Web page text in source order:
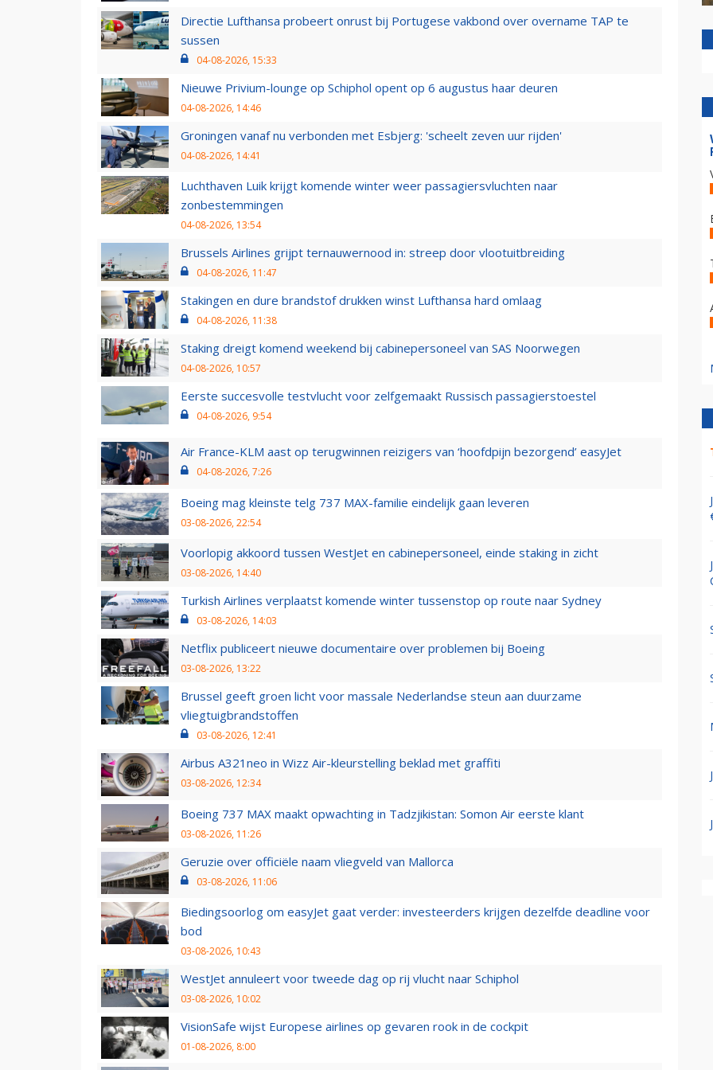
Directie Lufthansa probeert onrust bij Portugese vakbond over overname TAP te
sussen
04-08-2026, 15:33
Nieuwe Privium-lounge op Schiphol opent op 6 augustus haar deuren
04-08-2026, 14:46
Groningen vanaf nu verbonden met Esbjerg: 'scheelt zeven uur rijden'
04-08-2026, 14:41
Luchthaven Luik krijgt komende winter weer passagiersvluchten naar
zonbestemmingen
04-08-2026, 13:54
Brussels Airlines grijpt ternauwernood in: streep door vlootuitbreiding
04-08-2026, 11:47
Stakingen en dure brandstof drukken winst Lufthansa hard omlaag
04-08-2026, 11:38
Staking dreigt komend weekend bij cabinepersoneel van SAS Noorwegen
04-08-2026, 10:57
Eerste succesvolle testvlucht voor zelfgemaakt Russisch passagierstoestel
04-08-2026, 9:54
Air France-KLM aast op terugwinnen reizigers van ‘hoofdpijn bezorgend’ easyJet
04-08-2026, 7:26
Boeing mag kleinste telg 737 MAX-familie eindelijk gaan leveren
03-08-2026, 22:54
Voorlopig akkoord tussen WestJet en cabinepersoneel, einde staking in zicht
03-08-2026, 14:40
Turkish Airlines verplaatst komende winter tussenstop op route naar Sydney
03-08-2026, 14:03
Netflix publiceert nieuwe documentaire over problemen bij Boeing
03-08-2026, 13:22
Brussel geeft groen licht voor massale Nederlandse steun aan duurzame
vliegtuigbrandstoffen
03-08-2026, 12:41
Airbus A321neo in Wizz Air-kleurstelling beklad met graffiti
03-08-2026, 12:34
Boeing 737 MAX maakt opwachting in Tadzjikistan: Somon Air eerste klant
03-08-2026, 11:26
Geruzie over officiële naam vliegveld van Mallorca
03-08-2026, 11:06
Biedingsoorlog om easyJet gaat verder: investeerders krijgen dezelfde deadline voor
bod
03-08-2026, 10:43
WestJet annuleert voor tweede dag op rij vlucht naar Schiphol
03-08-2026, 10:02
VisionSafe wijst Europese airlines op gevaren rook in de cockpit
01-08-2026, 8:00